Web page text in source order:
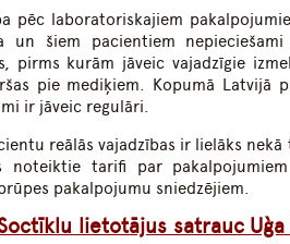
pēc laboratoriskajiem
un šiem pacientiem
pirms kurām jāveic vajadzīgie
pie mediķiem. Kopumā Latvijā
ir jāveic regulāri.
reālās vajadzības ir lielāks
noteiktie tarifi par
pakalpojumu sniedzējiem.
lietotājus satrauc